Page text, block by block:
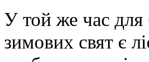
У той же час для
зимових свят є